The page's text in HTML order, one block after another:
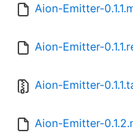
Aion-Emitter-
Aion-Emitter-
Aion-Emitter-
Aion-Emitter-